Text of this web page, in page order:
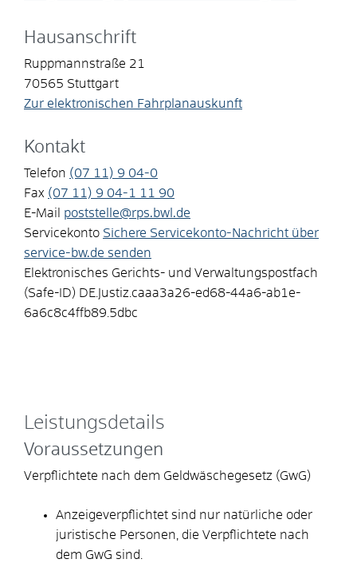
Hausanschrift
Ruppmannstraße 21
70565 Stuttgart
Zur elektronischen Fahrplanauskunft
Kontakt
Telefon (07 11) 9 04-0
Fax (07 11) 9 04-1 11
90
E-Mail
poststelle@rps.bwl.de
Servicekonto Sichere Servicekonto-Nachricht über
service-bw.de senden
Elektronisches Gerichts- und Verwaltungspostfach
(Safe-ID) DE.Justiz.caaa3a26-ed68-44a6-ab1e-
6a6c8c4ffb89.5dbc
Leistungsdetails
Voraussetzungen
Verpflichtete nach dem Geldwäschegesetz (GwG)
Anzeigeverpflichtet sind nur natürliche oder
juristische Personen, die Verpflichtete nach
dem GwG sind.